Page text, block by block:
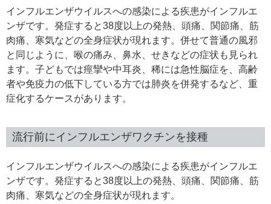
インフルエンザウイルスへの感染による疾患がインフルエ
ンザです。発症すると38度以上の発熱、頭痛、関節痛、筋
肉痛、寒気などの全身症状が現れます。併せて普通の風邪
と同じように、喉の痛み、鼻水、せきなどの症状も見られ
ます。子どもでは痙攣や中耳炎、稀には急性脳症を、高齢
者や免疫力の低下している方では肺炎を併発するなど、重
症化するケースがあります。
流行前にインフルエンザワクチンを接種
インフルエンザウイルスへの感染による疾患がインフルエ
ンザです。発症すると38度以上の発熱、頭痛、関節痛、筋
肉痛、寒気などの全身症状が現れます。